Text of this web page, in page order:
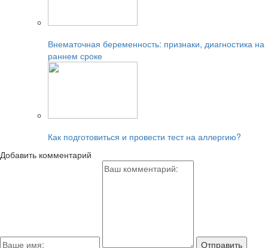
Внематочная беременность: признаки, диагностика на
раннем сроке
Как подготовиться и провести тест на аллергию?
Добавить комментарий